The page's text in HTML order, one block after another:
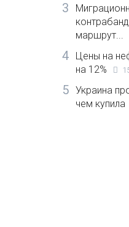
3
маршрут...
4
Цены на
на 12%
5
Украина
чем купила